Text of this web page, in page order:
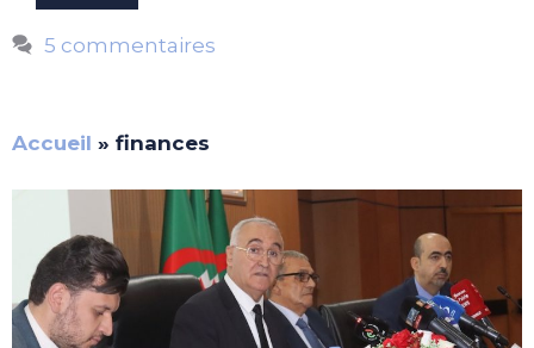
5 commentaires
Accueil » finances